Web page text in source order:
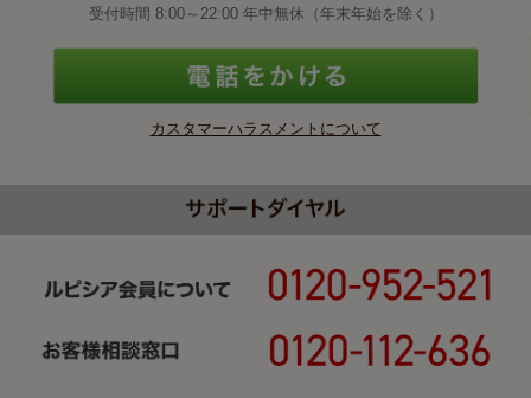
受付時間 8:00～22:00 年中無休（年末年始を除く）
カスタマーハラスメントについて